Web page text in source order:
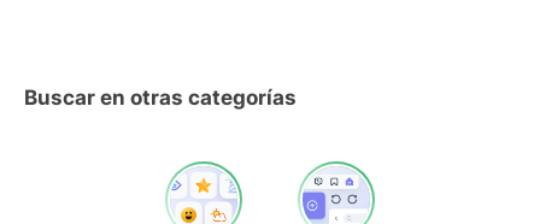
Buscar en otras categorías